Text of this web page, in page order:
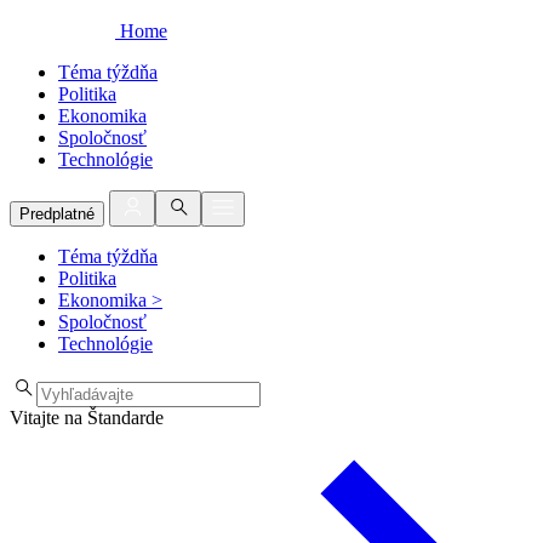
Home
Téma týždňa
Politika
Ekonomika
Spoločnosť
Technológie
Predplatné
Téma týždňa
Politika
Ekonomika >
Spoločnosť
Technológie
Vitajte na Štandarde